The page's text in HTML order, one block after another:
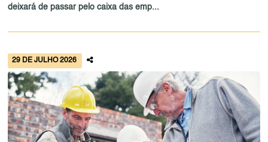
deixará de passar pelo caixa das emp...
29 DE JULHO 2026